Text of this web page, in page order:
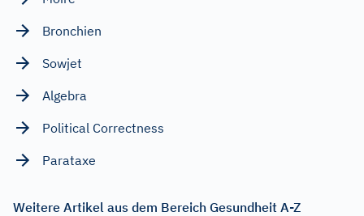
Bronchien
Sowjet
Algebra
Political Correctness
Parataxe
Weitere Artikel aus dem Bereich Gesundheit A-Z